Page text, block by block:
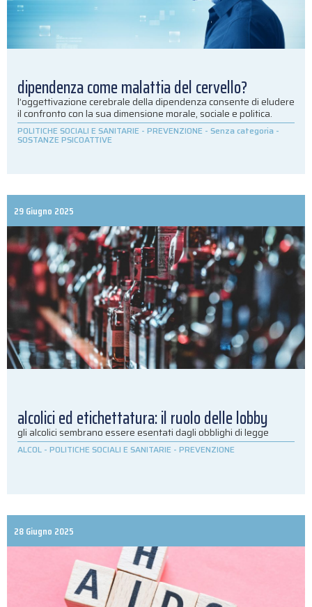
dipendenza come malattia del cervello?
l’oggettivazione cerebrale della dipendenza consente di eludere
il confronto con la sua dimensione morale, sociale e politica.
POLITICHE SOCIALI E SANITARIE - PREVENZIONE - Senza categoria -
SOSTANZE PSICOATTIVE
29 Giugno 2025
alcolici ed etichettatura: il ruolo delle lobby
gli alcolici sembrano essere esentati dagli obblighi di legge
ALCOL - POLITICHE SOCIALI E SANITARIE - PREVENZIONE
28 Giugno 2025